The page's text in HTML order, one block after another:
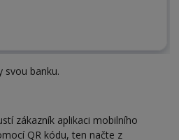
svou banku.
zákazník aplikaci mobilního
QR kódu, ten načte z